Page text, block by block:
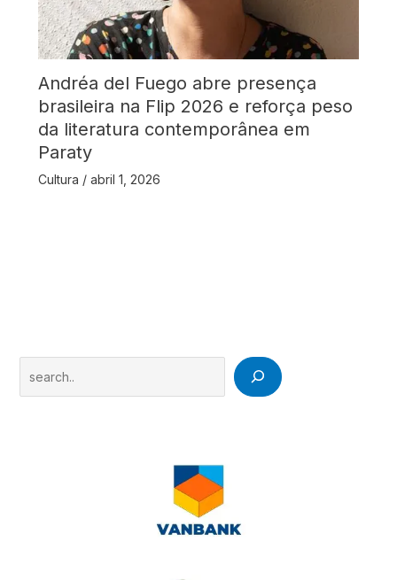
Andréa del Fuego abre presença
brasileira na Flip 2026 e reforça peso
da literatura contemporânea em
Paraty
Cultura / abril 1, 2026